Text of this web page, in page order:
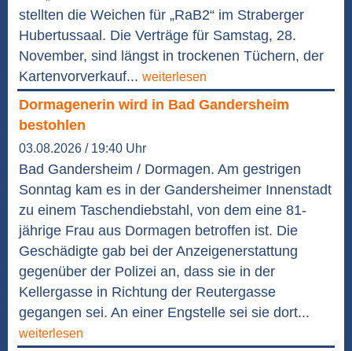
stellten die Weichen für „RaB2“ im Straberger
Hubertussaal. Die Verträge für Samstag, 28.
November, sind längst in trockenen Tüchern, der
Kartenvorverkauf... weiterlesen
Dormagenerin wird in Bad Gandersheim
bestohlen
03.08.2026 / 19:40 Uhr
Bad Gandersheim / Dormagen. Am gestrigen
Sonntag kam es in der Gandersheimer Innenstadt
zu einem Taschendiebstahl, von dem eine 81-
jährige Frau aus Dormagen betroffen ist. Die
Geschädigte gab bei der Anzeigenerstattung
gegenüber der Polizei an, dass sie in der
Kellergasse in Richtung der Reutergasse
gegangen sei. An einer Engstelle sei sie dort...
weiterlesen